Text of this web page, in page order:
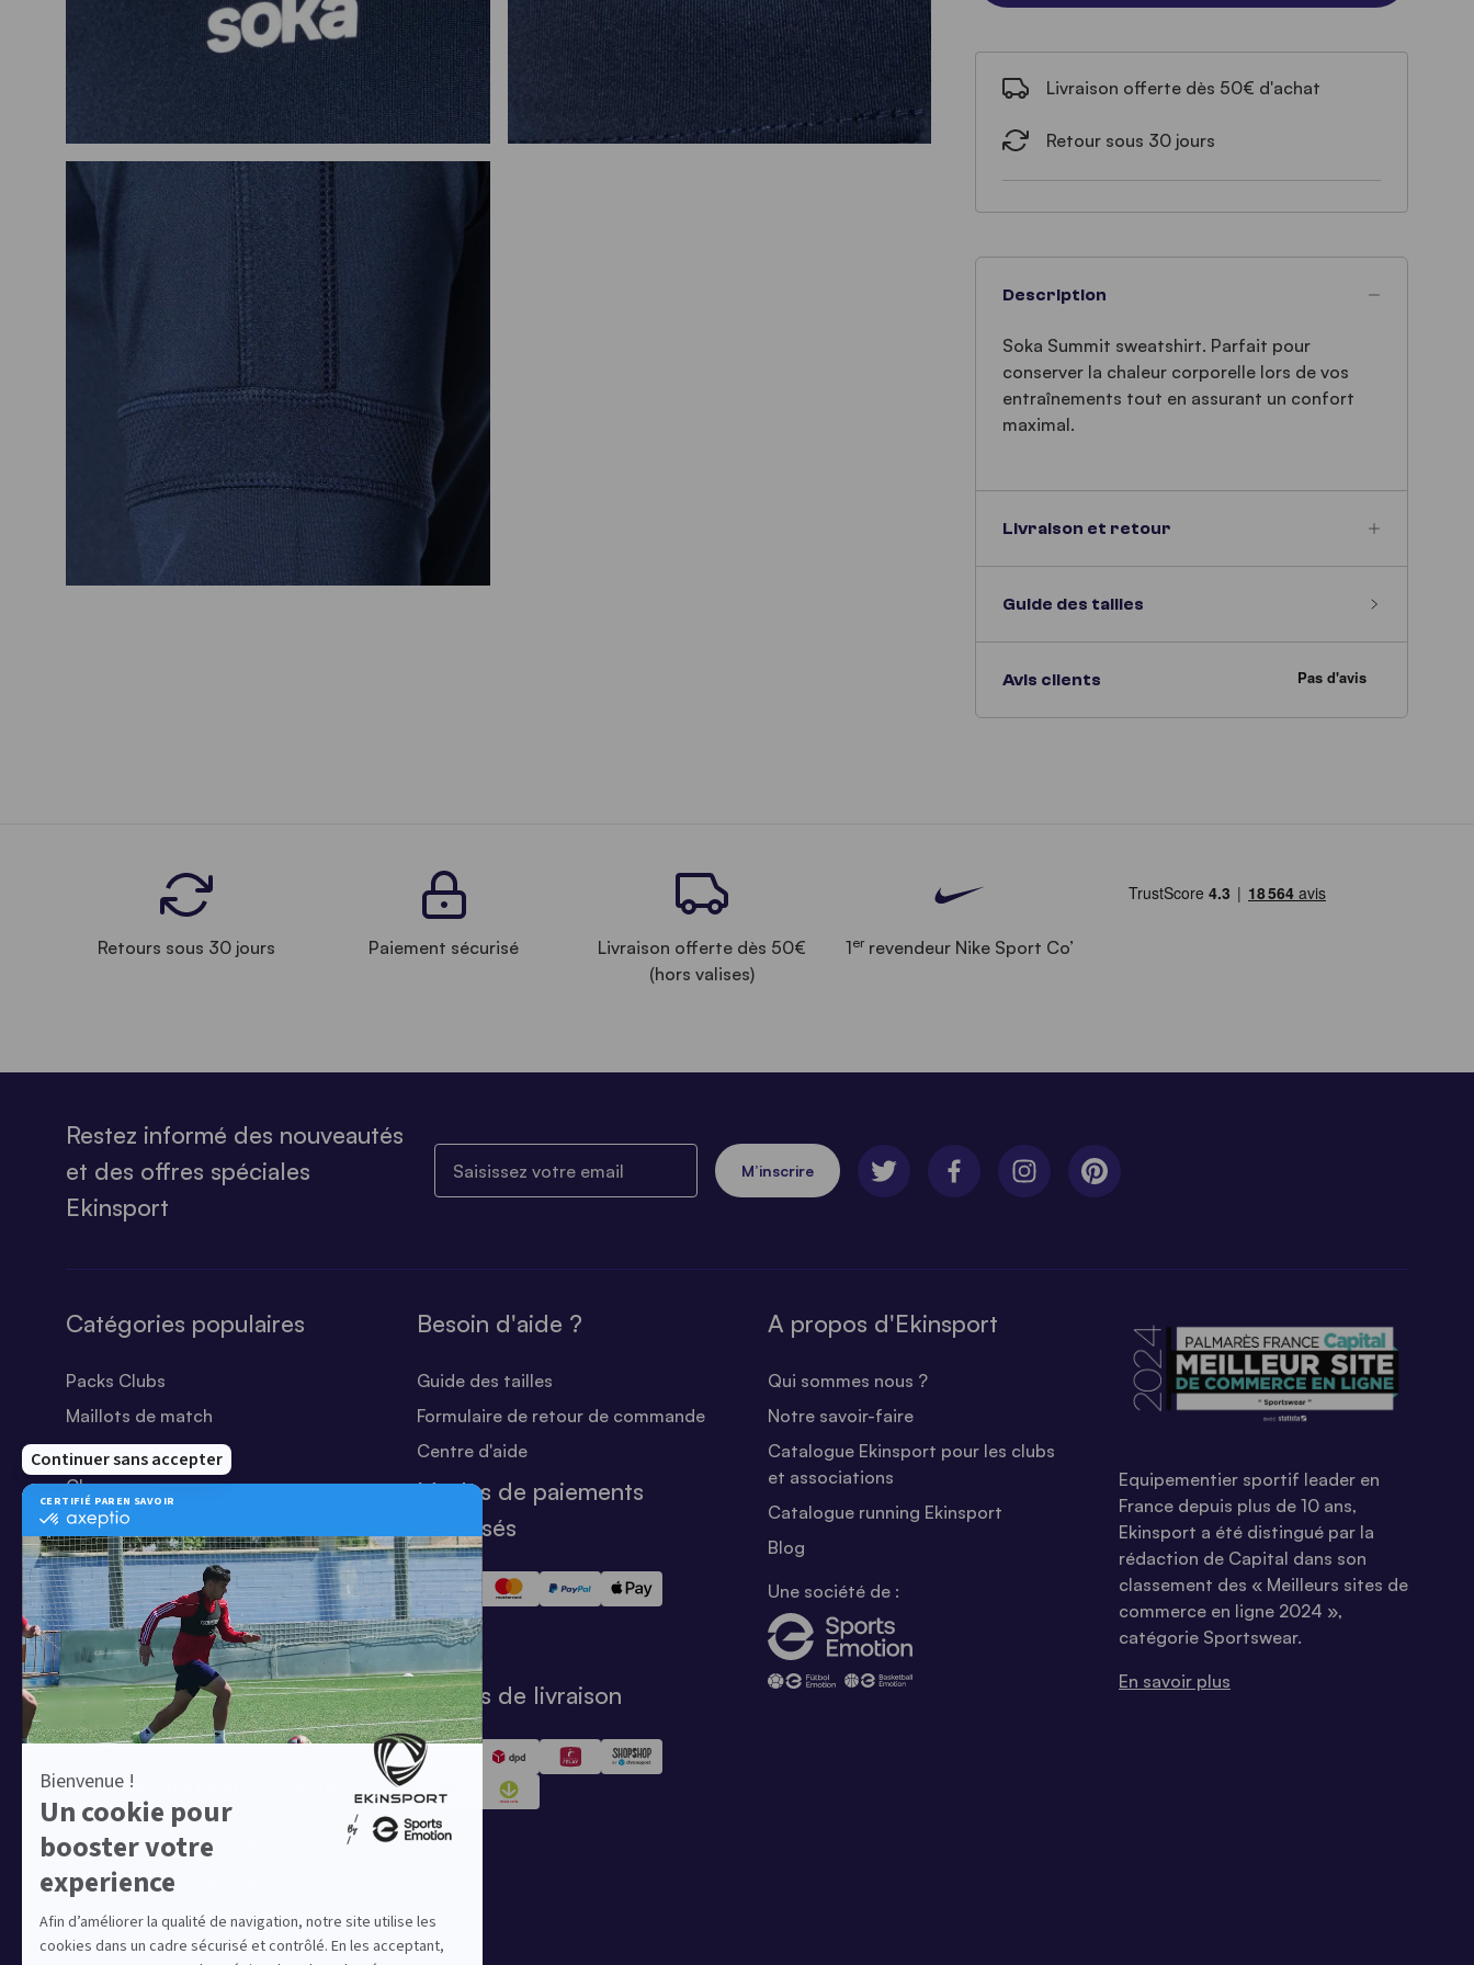
Livraison offerte dès 50€ d'achat
Retour sous 30 jours
Description
Soka Summit sweatshirt. Parfait pour
conserver la chaleur corporelle lors de vos
entraînements tout en assurant un confort
maximal.
Livraison et retour
Guide des tailles
Avis clients
Retours sous 30 jours Paiement sécurisé
Livraison offerte dès 50€
(hors valises)
1errevendeur Nike Sport Co’
Restez informé des nouveautés
et des offres spéciales
Ekinsport
M’inscrire
Catégories populaires
Packs Clubs
Maillots de match
Equipements Clubs
Chaussures
Shorts
Football
Chaussettes
T-shirts
Tenues de match
Offres clubs
Ensembles sport & lifestyle à prix
réduit
Collection Nike Park 26
Collection Nike Academy 25
Nike Kitbuilder | Tenues 100%
personnalisées pour les clubs
Besoin d'aide ?
Guide des tailles
Formulaire de retour de commande
Centre d'aide
Modes de paiements
sécurisés
Modes de livraison
A propos d'Ekinsport
Qui sommes nous ?
Notre savoir-faire
Catalogue Ekinsport pour les clubs
et associations
Catalogue running Ekinsport
Blog
Une société de :
Equipementier sportif leader en
France depuis plus de 10 ans,
Ekinsport a été distingué par la
rédaction de Capital dans son
classement des « Meilleurs sites de
commerce en ligne 2024 »,
catégorie Sportswear.
En savoir plus